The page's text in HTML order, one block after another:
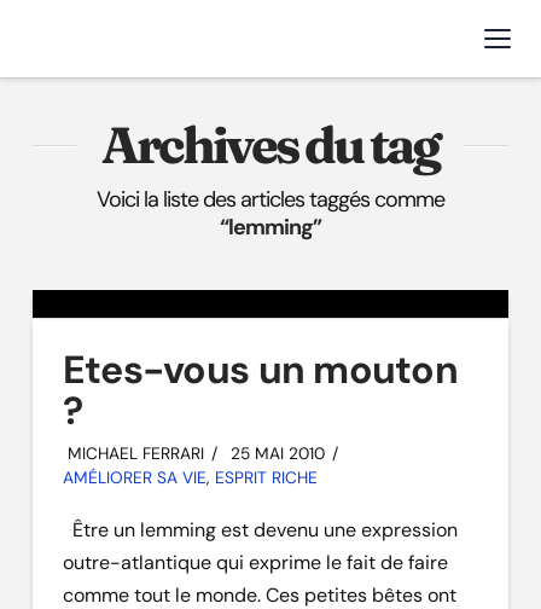
Archives du tag
Voici la liste des articles taggés comme
“lemming”
Etes-vous un mouton
?
MICHAEL FERRARI
25 MAI 2010
AMÉLIORER SA VIE, ESPRIT RICHE
Être un lemming est devenu une expression
outre-atlantique qui exprime le fait de faire
comme tout le monde. Ces petites bêtes ont